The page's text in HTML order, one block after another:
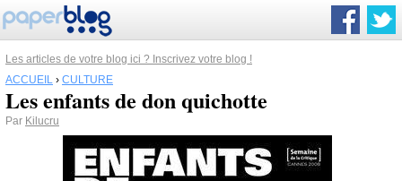
Les articles de votre blog ici ? Inscrivez votre blog !
ACCUEIL › CULTURE
Les enfants de don quichotte
Par Kilucru